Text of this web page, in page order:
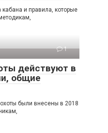
и правила, которые
1
действуют в
общие
были внесены в 2018